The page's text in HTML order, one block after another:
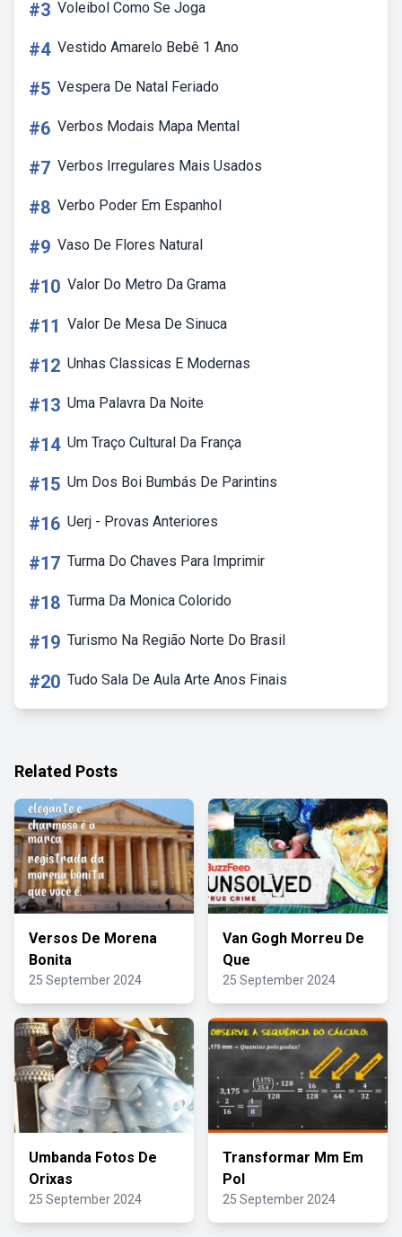
#3 Voleibol Como Se Joga
#4 Vestido Amarelo Bebê 1 Ano
#5 Vespera De Natal Feriado
#6 Verbos Modais Mapa Mental
#7 Verbos Irregulares Mais Usados
#8 Verbo Poder Em Espanhol
#9 Vaso De Flores Natural
#10 Valor Do Metro Da Grama
#11 Valor De Mesa De Sinuca
#12 Unhas Classicas E Modernas
#13 Uma Palavra Da Noite
#14 Um Traço Cultural Da França
#15 Um Dos Boi Bumbás De Parintins
#16 Uerj - Provas Anteriores
#17 Turma Do Chaves Para Imprimir
#18 Turma Da Monica Colorido
#19 Turismo Na Região Norte Do Brasil
#20 Tudo Sala De Aula Arte Anos Finais
Related Posts
Versos De Morena
Bonita
25 September 2024
Van Gogh Morreu De
Que
25 September 2024
Umbanda Fotos De
Orixas
25 September 2024
Transformar Mm Em
Pol
25 September 2024